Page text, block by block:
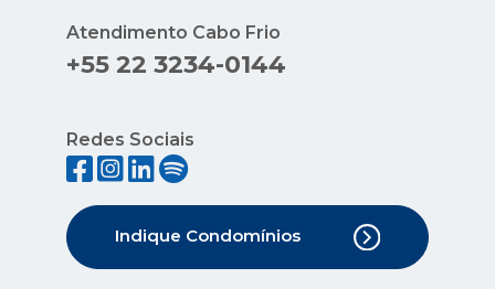
Atendimento Cabo Frio
+55 22 3234-0144
Redes Sociais
Indique Condomínios